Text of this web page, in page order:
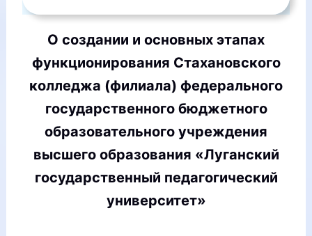
О создании и основных этапах
функционирования Стахановского
колледжа (филиала) федерального
государственного бюджетного
образовательного учреждения
высшего образования «Луганский
государственный педагогический
университет»